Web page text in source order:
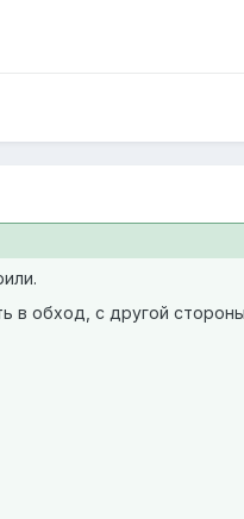
в обход, с другой